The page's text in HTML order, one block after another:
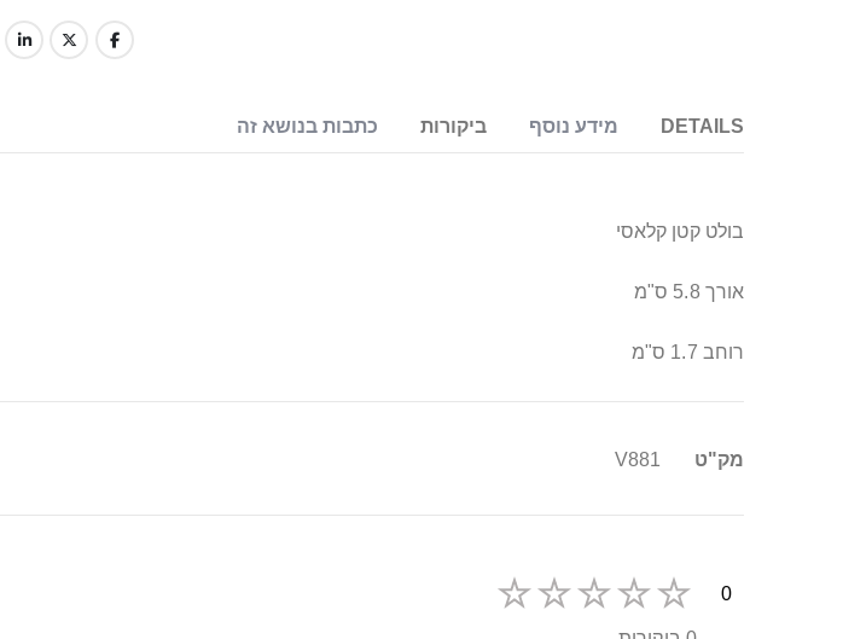
DETAILS מידע נוסף ביקורות כתבות בנושא זה
בולט קטן קלאסי
אורך 5.8 ס"מ
רוחב 1.7 ס"מ
מידע
מק"ט V881
0